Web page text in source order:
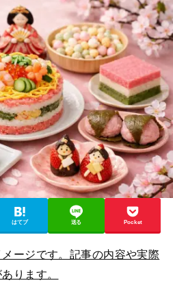
はてブ 送る Pocket
ージです。記事の内容や実際
ります。